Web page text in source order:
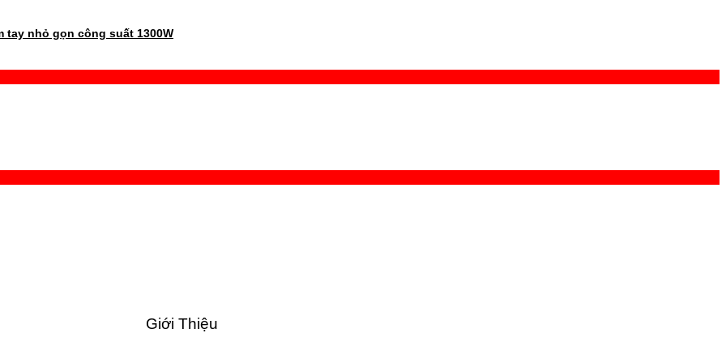
tay nhỏ gọn công suất 1300W
Giới Thiệu